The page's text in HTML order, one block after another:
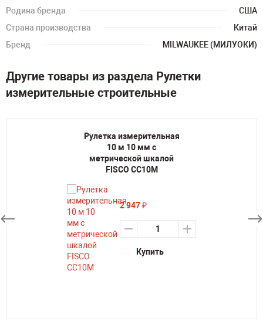
Родина бренда
США
Страна производства
Китай
Бренд
MILWAUKEE (МИЛУОКИ)
Другие товары из раздела Рулетки
измерительные строительные
Рулетка измерительная
10 м 10 мм с
метрической шкалой
FISCO CC10M
2 947₽
Купить